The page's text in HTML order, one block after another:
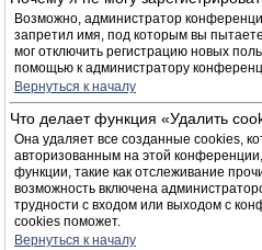
Возможно, администратор
запретил имя, под которым вы
мог отключить регистрацию новых
помощью к администратору
Вернуться к началу
Что делает функция «Удалить
Она удаляет все созданные cookies,
авторизованным на этой
функции, такие как отслеживание
возможность включена
трудности с входом или выходом с
cookies поможет.
Вернуться к началу